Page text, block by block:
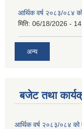
आर्थिक वर्ष २०८३/०८४ को
मिति: 06/18/2026 -
अन्य
बजेट तथा
आर्थिक वर्ष २०८३/०८४ को